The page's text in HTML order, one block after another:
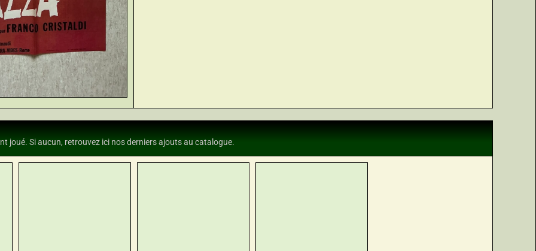
joué. Si aucun, retrouvez ici nos derniers ajouts au catalogue.